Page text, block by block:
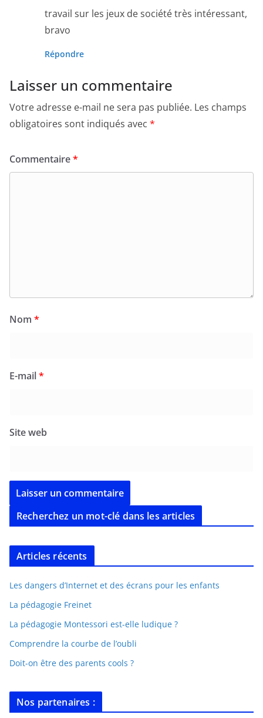
travail sur les jeux de société très intéressant,
bravo
Répondre
Laisser un commentaire
Votre adresse e-mail ne sera pas publiée. Les champs
obligatoires sont indiqués avec *
Commentaire*
Nom *
E-mail*
Site web
Recherchez un mot-clé dans les articles
Articles récents
Les dangers d’Internet et des écrans pour les enfants
La pédagogie Freinet
La pédagogie Montessori est-elle ludique ?
Comprendre la courbe de l’oubli
Doit-on être des parents cools ?
Nos partenaires :